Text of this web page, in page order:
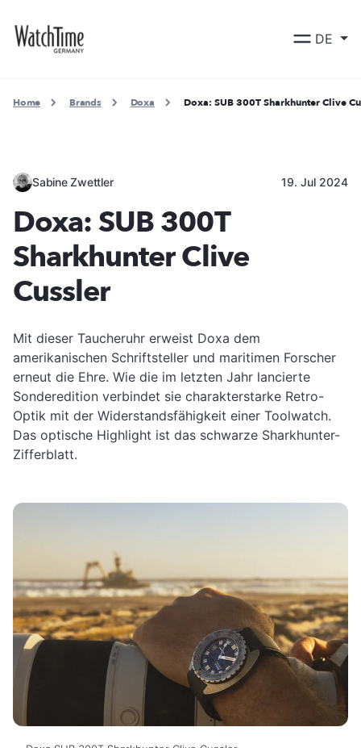
DE
Home Brands Doxa Doxa: SUB 300T Sharkhunter Clive
Sabine Zwettler 19. Jul 2024
Doxa: SUB 300T
Sharkhunter Clive
Cussler
Mit dieser Taucheruhr erweist Doxa dem
amerikanischen Schriftsteller und maritimen Forscher
erneut die Ehre. Wie die im letzten Jahr lancierte
Sonderedition verbindet sie charakterstarke Retro-
Optik mit der Widerstandsfähigkeit einer Toolwatch.
Das optische Highlight ist das schwarze Sharkhunter-
Zifferblatt.